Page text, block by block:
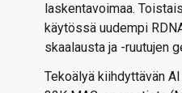
laskentavoimaa.
käytössä uudempi
skaalausta ja -ruutujen
Tekoälyä kiihdyttävän